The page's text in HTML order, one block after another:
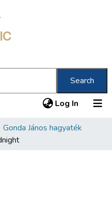
Search
Log In (current)
Gonda János hagyaték